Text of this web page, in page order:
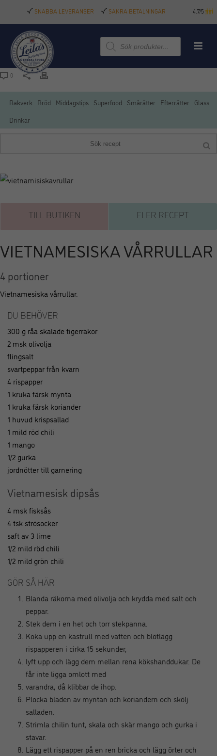
SNABBA LEVERANSER SÄKRA BETALNINGAR 4.7/5
Produktsökning
0
Bakverk Bröd Middagstips Superfood Smårätter Efterrätter Glass
Drinkar
TILL BUTIKEN FLER RECEPT
VIETNAMESISKA VÅRRULLAR
4 portioner
Vietnamesiska vårrullar.
DU BEHÖVER
300 g råa skalade tigerräkor
2 msk olivolja
flingsalt
svartpeppar från kvarn
4 rispapper
1 kruka färsk mynta
1 kruka färsk koriander
1 huvud krispsallad
1 mild röd chili
1 mango
1/2 gurka
jordnötter till garnering
Vietnamesisk dipsås
4 msk fisksås
4 tsk strösocker
saft av 3 lime
1/2 mild röd chili
1/2 mild grön chili
GÖR SÅ HÄR
Blanda räkorna med olivolja och krydda med salt och
peppar.
Stek dem i en het och torr stekpanna.
Koka upp en kastrull med vatten och blötlägg
rispapperen i cirka 15 sekunder,
lyft upp och lägg dem mellan rena kökshanddukar. De
får inte ligga omlott med
varandra, då klibbar de ihop.
Plocka bladen av myntan och koriandern och skölj
salladen.
Strimla chilin tunt, skala och skär mango och gurka i
stavar.
Lägg ett rispapper på en ren bricka och lägg örter och